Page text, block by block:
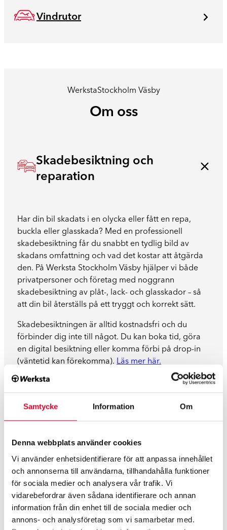
Samtycke Information Om
Denna webbplats använder cookies
Vi använder enhetsidentifierare för att anpassa innehållet
och annonserna till användarna, tillhandahålla funktioner
för sociala medier och analysera vår trafik. Vi
vidarebefordrar även sådana identifierare och annan
information från din enhet till de sociala medier och
annons- och analysföretag som vi samarbetar med.
Vindrutor
WerkstaStockholm Väsby
Om oss
Skadebesiktning och
reparation
Har din bil skadats i en olycka eller fått en repa,
buckla eller glasskada? Med en professionell
skadebesiktning får du snabbt en tydlig bild av
skadans omfattning och vad det kostar att åtgärda
den. På Werksta Stockholm Väsby hjälper vi både
privatpersoner och företag med noggrann
skadebesiktning av plåt-, lack- och glasskador – så
att din bil återställs på ett tryggt och korrekt sätt.
Skadebesiktningen är alltid kostnadsfri och du
förbinder dig inte till något. Du kan boka tid, göra
en digital besiktning eller komma förbi på drop-in
(väntetid kan förekomma). Läs mer här.
För alla bilmärken och
försäkringsbolag
Hos oss på Werksta Stockholm Väsby får du hjälp
med alla typer av skadereparationer – från plåt- och
lackskador till krockskador och glasbyten. Vi
reparerar alla bilmärken och arbetar alltid enligt
tillverkarens instruktioner, vilket gör att bilens
ursprungliga garanti bevaras.